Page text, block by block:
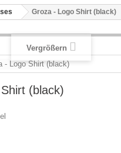
Groza - Logo Shirt (black)
Vergrößern
(black)